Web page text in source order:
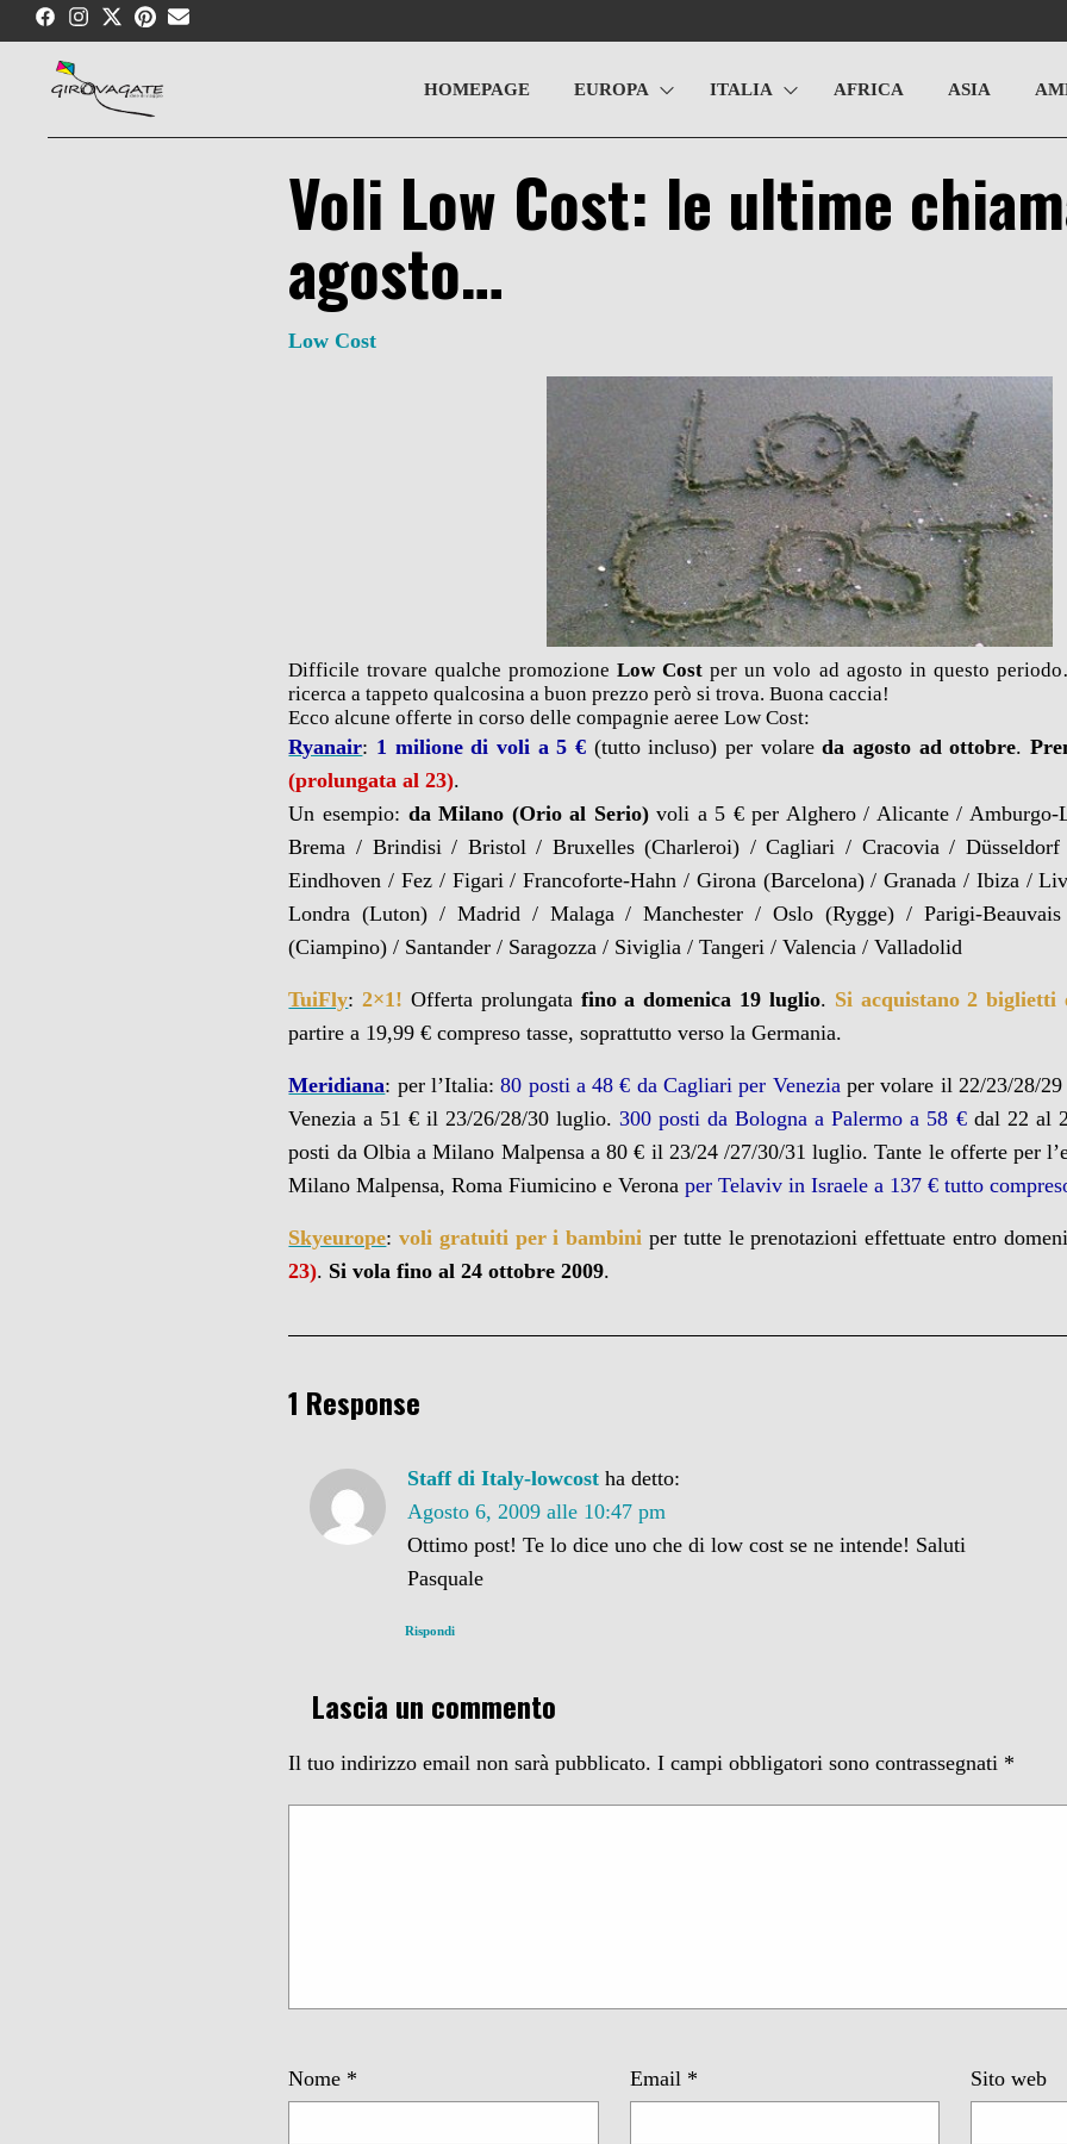
Skip
content
HOMEPAGE EUROPA ITALIA AFRICA ASIA
Voli Low Cost: le ultime
agosto…
Low Cost
Difficile trovare qualche promozioneLow Costper un volo ad agosto in questo
ricerca a tappeto qualcosina a buon prezzo però si trova. Buona caccia!
Ecco alcune offerte in corso delle compagnie aeree Low Cost:
Ryanair: 1 milione di voli a 5 € (tutto incluso) per volareda agosto ad ottobre.
(prolungata al 23).
Un esempio: da Milano (Orio al Serio)voli a 5 € per Alghero / Alicante / Amburgo-
Brema / Brindisi / Bristol / Bruxelles (Charleroi) / Cagliari / Cracovia / Düsseldorf
Eindhoven / Fez / Figari / Francoforte-Hahn / Girona (Barcelona) / Granada / Ibiza /
Londra (Luton) / Madrid / Malaga / Manchester / Oslo (Rygge) / Parigi-
(Ciampino) / Santander / Saragozza / Siviglia / Tangeri / Valencia / Valladolid
TuiFly:2×1! Offerta prolungata fino a domenica 19 luglio. Si acquistano 2 biglietti
partire a 19,99 € compreso tasse, soprattutto verso la Germania.
Meridiana: per l’Italia:80 posti a 48 € da Cagliari per Veneziaper volare il 22/23/28/
Venezia a 51 € il 23/26/28/30 luglio.300 posti da Bologna a Palermo a 58 € dal 22 al
posti da Olbia a Milano Malpensa a 80 € il 23/24 /27/30/31 luglio. Tante le offerte per
Milano Malpensa, Roma Fiumicino e Veronaper Telaviv in Israele a 137 € tutto
Skyeurope:voli gratuiti per i bambini per tutte le prenotazioni effettuate entro
23). Si vola fino al 24 ottobre 2009.
1 Response
Staff di Italy-lowcost ha detto:
Agosto 6, 2009 alle 10:47 pm
Ottimo post! Te lo dice uno che di low cost se ne intende! Saluti
Pasquale
Rispondi
Lascia un commento
Il tuo indirizzo email non sarà pubblicato. I campi obbligatori sono contrassegnati *
Nome * Email * Sito web